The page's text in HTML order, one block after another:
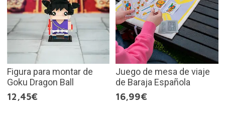
Figura para montar de
Goku Dragon Ball
12,45€
Juego de mesa de viaje
de Baraja Española
16,99€